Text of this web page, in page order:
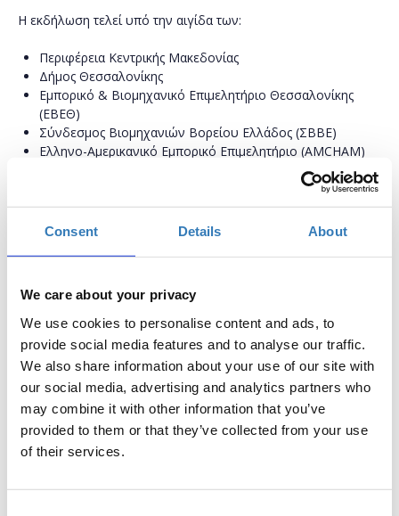
Consent Details About
We care about your privacy
We use cookies to personalise content and ads, to
provide social media features and to analyse our traffic.
We also share information about your use of our site with
our social media, advertising and analytics partners who
may combine it with other information that you’ve
provided to them or that they’ve collected from your use
of their services.
Η εκδήλωση τελεί υπό την αιγίδα των:
Περιφέρεια Κεντρικής Μακεδονίας
Δήμος Θεσσαλονίκης
Εμπορικό & Βιομηχανικό Επιμελητήριο Θεσσαλονίκης
(ΕΒΕΘ)
Σύνδεσμος Βιομηχανιών Βορείου Ελλάδος (ΣΒΒΕ)
Ελληνο-Αμερικανικό Εμπορικό Επιμελητήριο (AMCHAM)
Ινστιτούτο Βιώσιμης Κινητικότητας & Δικτύων
CEO CLUBS GREECE
Χορηγοί:
GEP
ITALY LINES
ΚΡΙ ΚΡΙ
LIDL HELLAS
ΕΛΣΑ-SILGAN
THE SYMPRAXIS TEAM
TÜV AUSTRIA HELLAS